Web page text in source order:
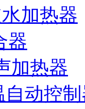
加热器
器
加热器
自动控